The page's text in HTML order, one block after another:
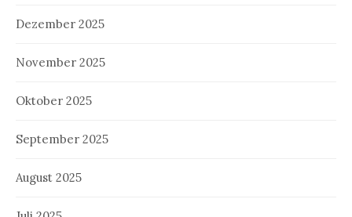
Dezember 2025
November 2025
Oktober 2025
September 2025
August 2025